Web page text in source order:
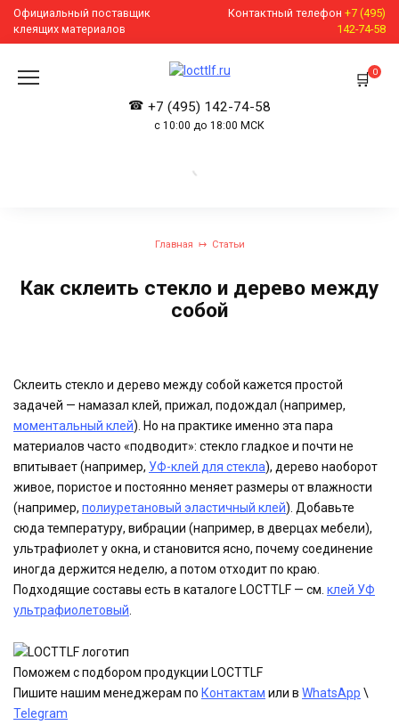
Перейти
содержанию
Официальный поставщик
клеящих материалов
Контактный телефон +7 (495)
142-74-58
+7 (495) 142-74-58
с 10:00 до 18:00 МСК
0
Главная Статьи
Как склеить стекло и дерево между
собой
Склеить стекло и дерево между собой кажется простой
задачей — намазал клей, прижал, подождал (например,
моментальный клей). Но на практике именно эта пара
материалов часто «подводит»: стекло гладкое и почти не
впитывает (например, УФ-клей для стекла), дерево наоборот
живое, пористое и постоянно меняет размеры от влажности
(например, полиуретановый эластичный клей). Добавьте
сюда температуру, вибрации (например, в дверцах мебели),
ультрафиолет у окна, и становится ясно, почему соединение
иногда держится неделю, а потом отходит по краю.
Подходящие составы есть в каталоге LOCTTLF — см. клей УФ
ультрафиолетовый
Поможем с подбором продукции LOCTTLF
Пишите нашим менеджерам по Контактам или в WhatsApp \
Telegram